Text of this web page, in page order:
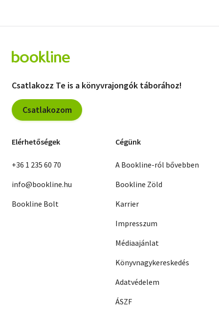
Csatlakozz Te is a könyvrajongók táborához!
Csatlakozom
Elérhetőségek
+36 1 235 60 70
info@bookline.hu
Bookline Bolt
Cégünk
A Bookline-ról bővebben
Bookline Zöld
Karrier
Impresszum
Médiaajánlat
Könyvnagykereskedés
Adatvédelem
ÁSZF